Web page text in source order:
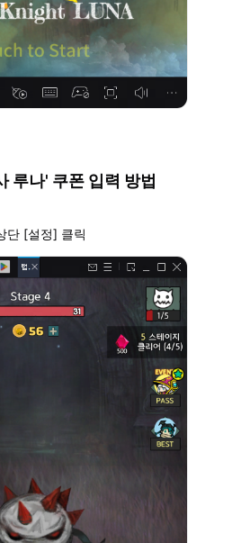
루나' 쿠폰 입력 방법
단 [설정] 클릭